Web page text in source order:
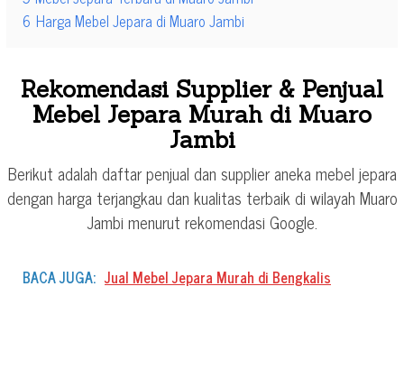
6 Harga Mebel Jepara di Muaro Jambi
Rekomendasi Supplier & Penjual
Mebel Jepara Murah di Muaro
Jambi
Berikut adalah daftar penjual dan supplier aneka mebel jepara
dengan harga terjangkau dan kualitas terbaik di wilayah Muaro
Jambi menurut rekomendasi Google.
BACA JUGA: Jual Mebel Jepara Murah di Bengkalis